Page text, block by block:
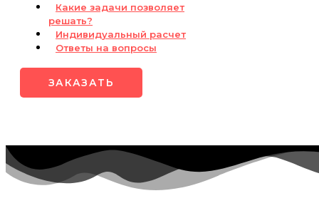
Какие задачи позволяет
решать?
Индивидуальный расчет
Ответы на вопросы
ЗАКАЗАТЬ